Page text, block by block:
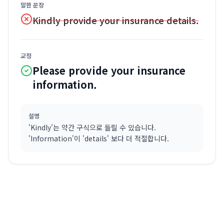
말한 문장
Kindly provide your insurance details.
교정
Please provide your insurance
information.
설명
'Kindly'는 약간 구식으로 들릴 수 있습니다.
'Information'이 'details' 보다 더 적절합니다.